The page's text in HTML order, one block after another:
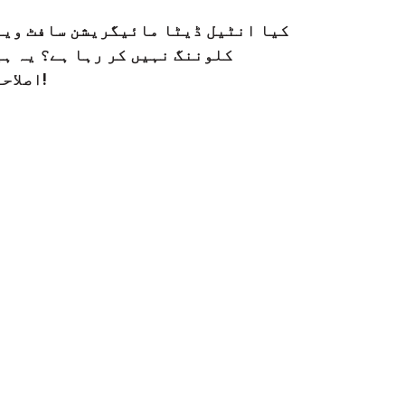
کیا انٹیل ڈیٹا مائیگریشن سافٹ
کلوننگ نہیں کر رہا ہے؟ یہ
اصلاحات!